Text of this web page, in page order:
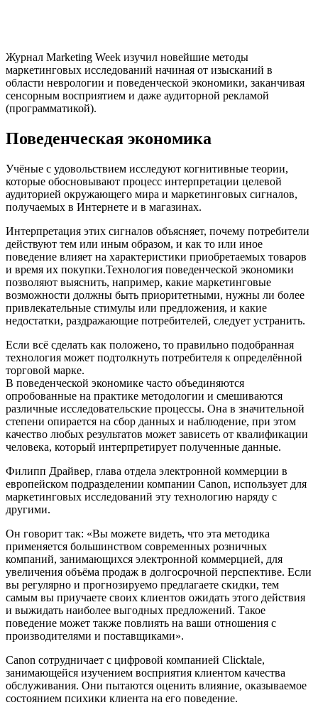
Журнал Marketing Week изучил новейшие методы
маркетинговых исследований начиная от изысканий в
области неврологии и поведенческой экономики, заканчивая
сенсорным восприятием и даже аудиторной рекламой
(программатикой).
Поведенческая экономика
Учёные с удовольствием исследуют когнитивные теории,
которые обосновывают процесс интерпретации целевой
аудиторией окружающего мира и маркетинговых сигналов,
получаемых в Интернете и в магазинах.
Интерпретация этих сигналов объясняет, почему потребители
действуют тем или иным образом, и как то или иное
поведение влияет на характеристики приобретаемых товаров
и время их покупки.Технология поведенческой экономики
позволяют выяснить, например, какие маркетинговые
возможности должны быть приоритетными, нужны ли более
привлекательные стимулы или предложения, и какие
недостатки, раздражающие потребителей, следует устранить.
Если всё сделать как положено, то правильно подобранная
технология может подтолкнуть потребителя к определённой
торговой марке.
В поведенческой экономике часто объединяются
опробованные на практике методологии и смешиваются
различные исследовательские процессы. Она в значительной
степени опирается на сбор данных и наблюдение, при этом
качество любых результатов может зависеть от квалификации
человека, который интерпретирует полученные данные.
Филипп Драйвер, глава отдела электронной коммерции в
европейском подразделении компании Canon, использует для
маркетинговых исследований эту технологию наряду с
другими.
Он говорит так: «Вы можете видеть, что эта методика
применяется большинством современных розничных
компаний, занимающихся электронной коммерцией, для
увеличения объёма продаж в долгосрочной перспективе. Если
вы регулярно и прогнозируемо предлагаете скидки, тем
самым вы приучаете своих клиентов ожидать этого действия
и выжидать наиболее выгодных предложений. Такое
поведение может также повлиять на ваши отношения с
производителями и поставщиками».
Canon сотрудничает с цифровой компанией Clicktale,
занимающейся изучением восприятия клиентом качества
обслуживания. Они пытаются оценить влияние, оказываемое
состоянием психики клиента на его поведение.